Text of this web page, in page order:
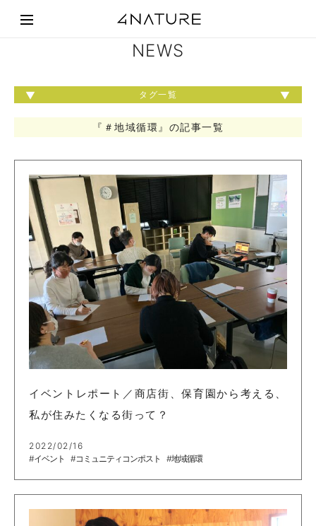
NEWS
タグ一覧
『＃地域循環』の記事一覧
イベントレポート／商店街、保育園から考える、
私が住みたくなる街って？
2022/02/16
#イベント
#コミュニティコンポスト #地域循環